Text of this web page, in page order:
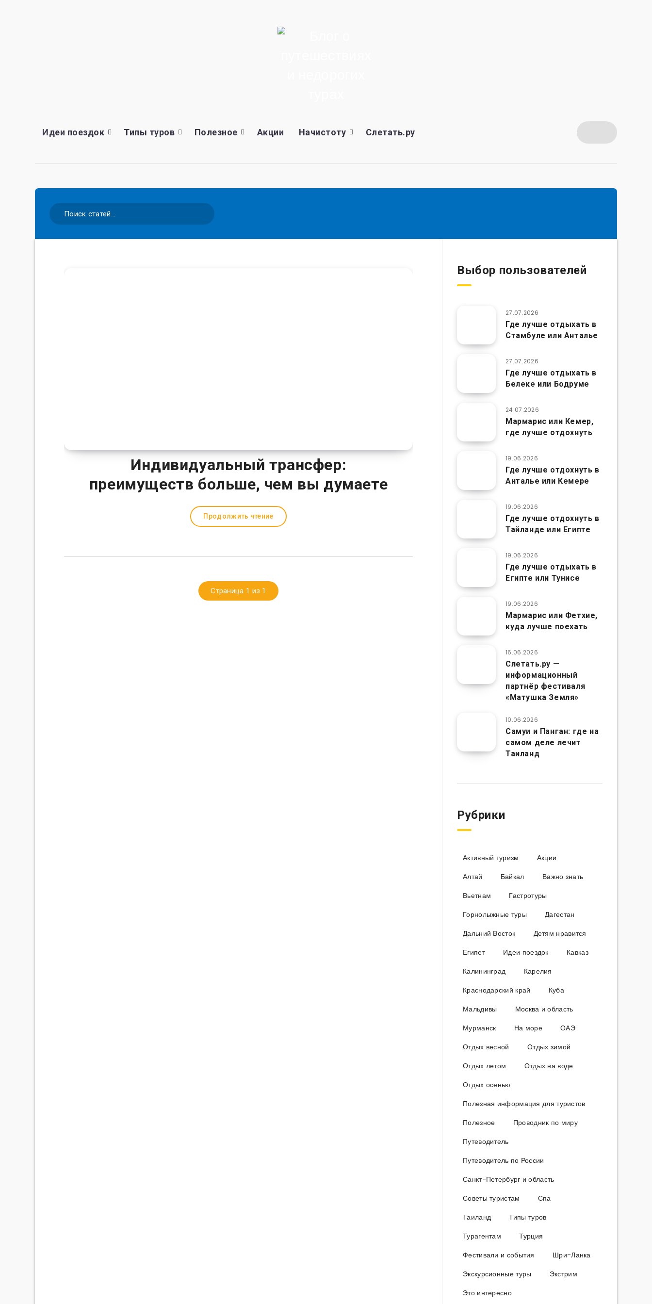
Идеи поездок Типы туров Полезное Акции Начистоту Слетать.ру
Индивидуальный трансфер:
преимуществ больше, чем вы думаете
Продолжить чтение
Страница 1 из 1
Выбор пользователей
27.07.2026
Где лучше отдыхать в
Стамбуле или Анталье
27.07.2026
Где лучше отдыхать в
Белеке или Бодруме
24.07.2026
Мармарис или Кемер,
где лучше отдохнуть
19.06.2026
Где лучше отдохнуть в
Анталье или Кемере
19.06.2026
Где лучше отдохнуть в
Тайланде или Египте
19.06.2026
Где лучше отдыхать в
Египте или Тунисе
19.06.2026
Мармарис или Фетхие,
куда лучше поехать
16.06.2026
Слетать.ру —
информационный
партнёр фестиваля
«Матушка Земля»
10.06.2026
Самуи и Панган: где на
самом деле лечит
Таиланд
Рубрики
Активный туризм
Акции
Алтай
Байкал
Важно знать
Вьетнам
Гастротуры
Горнолыжные туры
Дагестан
Дальний Восток
Детям нравится
Египет
Идеи поездок
Кавказ
Калининград
Карелия
Краснодарский край
Куба
Мальдивы
Москва и область
Мурманск
На море
ОАЭ
Отдых весной
Отдых зимой
Отдых летом
Отдых на воде
Отдых осенью
Полезная информация для туристов
Полезное
Проводник по миру
Путеводитель
Путеводитель по России
Санкт-Петербург и область
Советы туристам
Спа
Таиланд
Типы туров
Турагентам
Турция
Фестивали и события
Шри-Ланка
Экскурсионные туры
Экстрим
Это интересно